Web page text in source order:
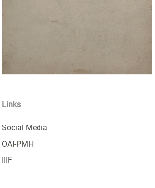
Links
Social Media
OAI-PMH
IIIF